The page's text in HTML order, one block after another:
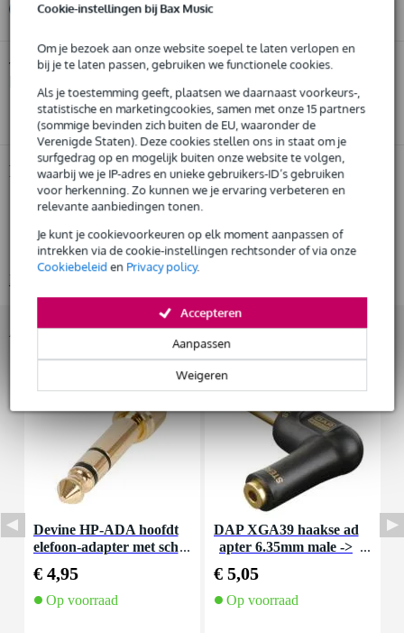
Cookie-instellingen bij Bax Music
Om je bezoek aan onze website soepel te laten verlopen en
bij je te laten passen, gebruiken we functionele cookies.
Als je toestemming geeft, plaatsen we daarnaast voorkeurs-,
statistische en marketingcookies, samen met onze 15 partners
(sommige bevinden zich buiten de EU, waaronder de
Verenigde Staten). Deze cookies stellen ons in staat om je
surfgedrag op en mogelijk buiten onze website te volgen,
waarbij we je IP-adres en unieke gebruikers-ID’s gebruiken
voor herkenning. Zo kunnen we je ervaring verbeteren en
relevante aanbiedingen tonen.
Je kunt je cookievoorkeuren op elk moment aanpassen of
intrekken via de cookie-instellingen rechtsonder of via onze
Cookiebeleiden Privacy policy.
Weigeren
Aanpassen
Accepteren
Huur dit product
Huur dit product al vanaf 23 euro per maand
€ 2.500,-
Gratisthuisbezorgd of op te halen in de winkel
Al na 4 maanden maandelijks opzegbaar
De mogelijkheid om je product(en) met korting te kopen
Snelle vervanging door Bax Music bij een defect
Twijfel je of deSennheiser HD 600 versie 2019 studio
Start de check
Productinformatie
Sennheiser HD 600 versie 2019
studio hoofdtelefoon
constructie: open
Bekijk alle productspecificaties
Accessoires (10)
Devine HP-ADA hoofdt
elefoon-adapter met sch
€ 4,95
Op voorraad
DAP XGA39 haakse ad
apter 6.35mm male ->
€ 5,05
Op voorraad